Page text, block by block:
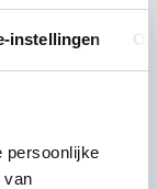
instellingen
persoonlijke
van
17 ml